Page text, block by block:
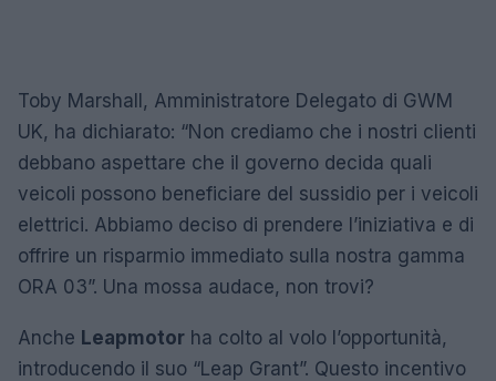
Toby Marshall, Amministratore Delegato di GWM
UK, ha dichiarato: “Non crediamo che i nostri clienti
debbano aspettare che il governo decida quali
veicoli possono beneficiare del sussidio per i veicoli
elettrici. Abbiamo deciso di prendere l’iniziativa e di
offrire un risparmio immediato sulla nostra gamma
ORA 03”. Una mossa audace, non trovi?
Anche Leapmotor ha colto al volo l’opportunità,
introducendo il suo “Leap Grant”. Questo incentivo